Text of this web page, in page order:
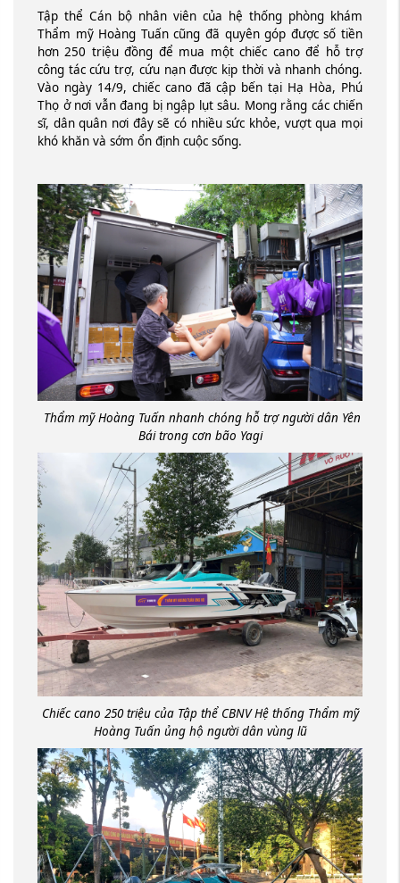
Tập thể Cán bộ nhân viên của hệ thống phòng khám
Thẩm mỹ Hoàng Tuấn cũng đã quyên góp được số tiền
hơn 250 triệu đồng để mua một chiếc cano để hỗ trợ
công tác cứu trợ, cứu nạn được kịp thời và nhanh chóng.
Vào ngày 14/9, chiếc cano đã cập bến tại Hạ Hòa, Phú
Thọ ở nơi vẫn đang bị ngập lụt sâu. Mong rằng các chiến
sĩ, dân quân nơi đây sẽ có nhiều sức khỏe, vượt qua mọi
khó khăn và sớm ổn định cuộc sống.
Thẩm mỹ Hoàng Tuấn nhanh chóng hỗ trợ người dân Yên
Bái trong cơn bão Yagi
Chiếc cano 250 triệu của Tập thể CBNV Hệ thống Thẩm mỹ
Hoàng Tuấn ủng hộ người dân vùng lũ